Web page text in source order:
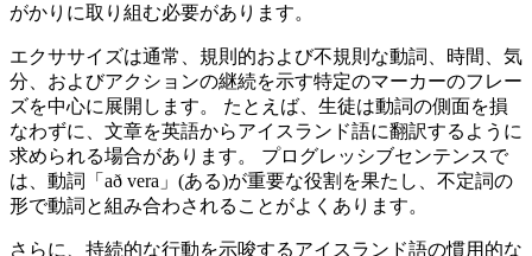
がかりに取り組む必要があります。
エクササイズは通常、規則的および不規則な動詞、時間、気
分、およびアクションの継続を示す特定のマーカーのフレー
ズを中心に展開します。 たとえば、生徒は動詞の側面を損
なわずに、文章を英語からアイスランド語に翻訳するように
求められる場合があります。 プログレッシブセンテンスで
は、動詞「að vera」(ある)が重要な役割を果たし、不定詞の
形で動詞と組み合わされることがよくあります。
さらに、持続的な行動を示唆するアイスランド語の慣用的な